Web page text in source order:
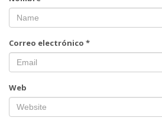
Correo electrónico *
Web